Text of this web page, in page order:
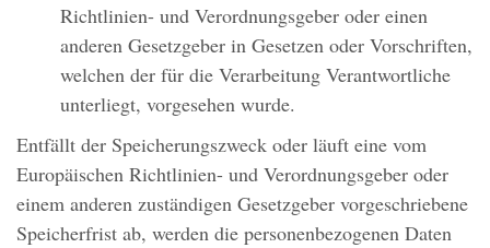
Richtlinien- und Verordnungsgeber oder einen
anderen Gesetzgeber in Gesetzen oder Vorschriften,
welchen der für die Verarbeitung Verantwortliche
unterliegt, vorgesehen wurde.
Entfällt der Speicherungszweck oder läuft eine vom
Europäischen Richtlinien- und Verordnungsgeber oder
einem anderen zuständigen Gesetzgeber vorgeschriebene
Speicherfrist ab, werden die personenbezogenen Daten